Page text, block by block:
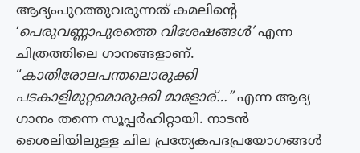
ആദ്യംപുറത്തുവരുന്നത് കമലിന്റെ
‘പെരുവണ്ണാപുരത്തെ വിശേഷങ്ങള്‍’എന്ന
ചിത്രത്തിലെ ഗാനങ്ങളാണ്.
“കാതിരോലപന്തലൊരുക്കി
പടകാളിമുറ്റമൊരുക്കി മാളോര്…”എന്ന ആദ്യ
ഗാനം തന്നെ സൂപ്പർഹിറ്റായി. നാടൻ
ശൈലിയിലുള്ള ചില പ്രത്യേകപദപ്രയോഗങ്ങൾ